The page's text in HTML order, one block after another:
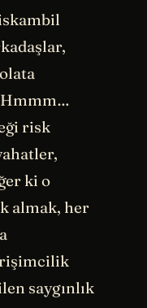
Hmmm…
risk
ki o
almak, her
saygınlık